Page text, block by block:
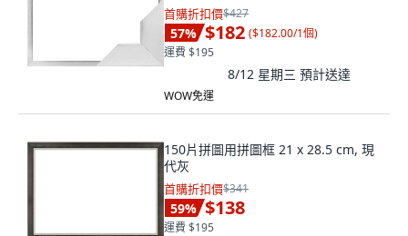
首購折扣價$427
57% $182 ($182.00/1個)
運費 $195
8/12 星期三 預計送達
WOW免運
150片拼圖用拼圖框 21 x 28.5 cm, 現
代灰
首購折扣價$341
59% $138
運費 $195